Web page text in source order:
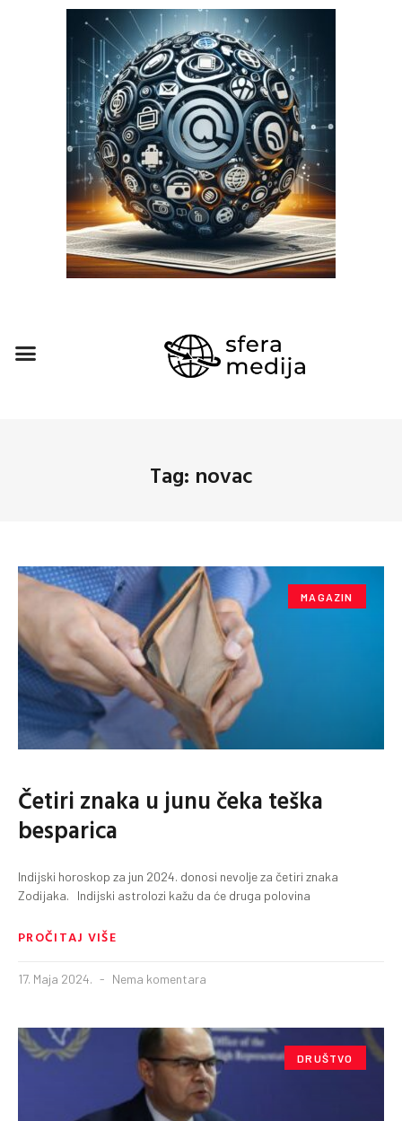
Tag: novac
MAGAZIN
Četiri znaka u junu čeka teška
besparica
Indijski horoskop za jun 2024. donosi nevolje za četiri znaka
Zodijaka. Indijski astrolozi kažu da će druga polovina
PROČITAJ VIŠE
17. Maja 2024. Nema komentara
DRUŠTVO